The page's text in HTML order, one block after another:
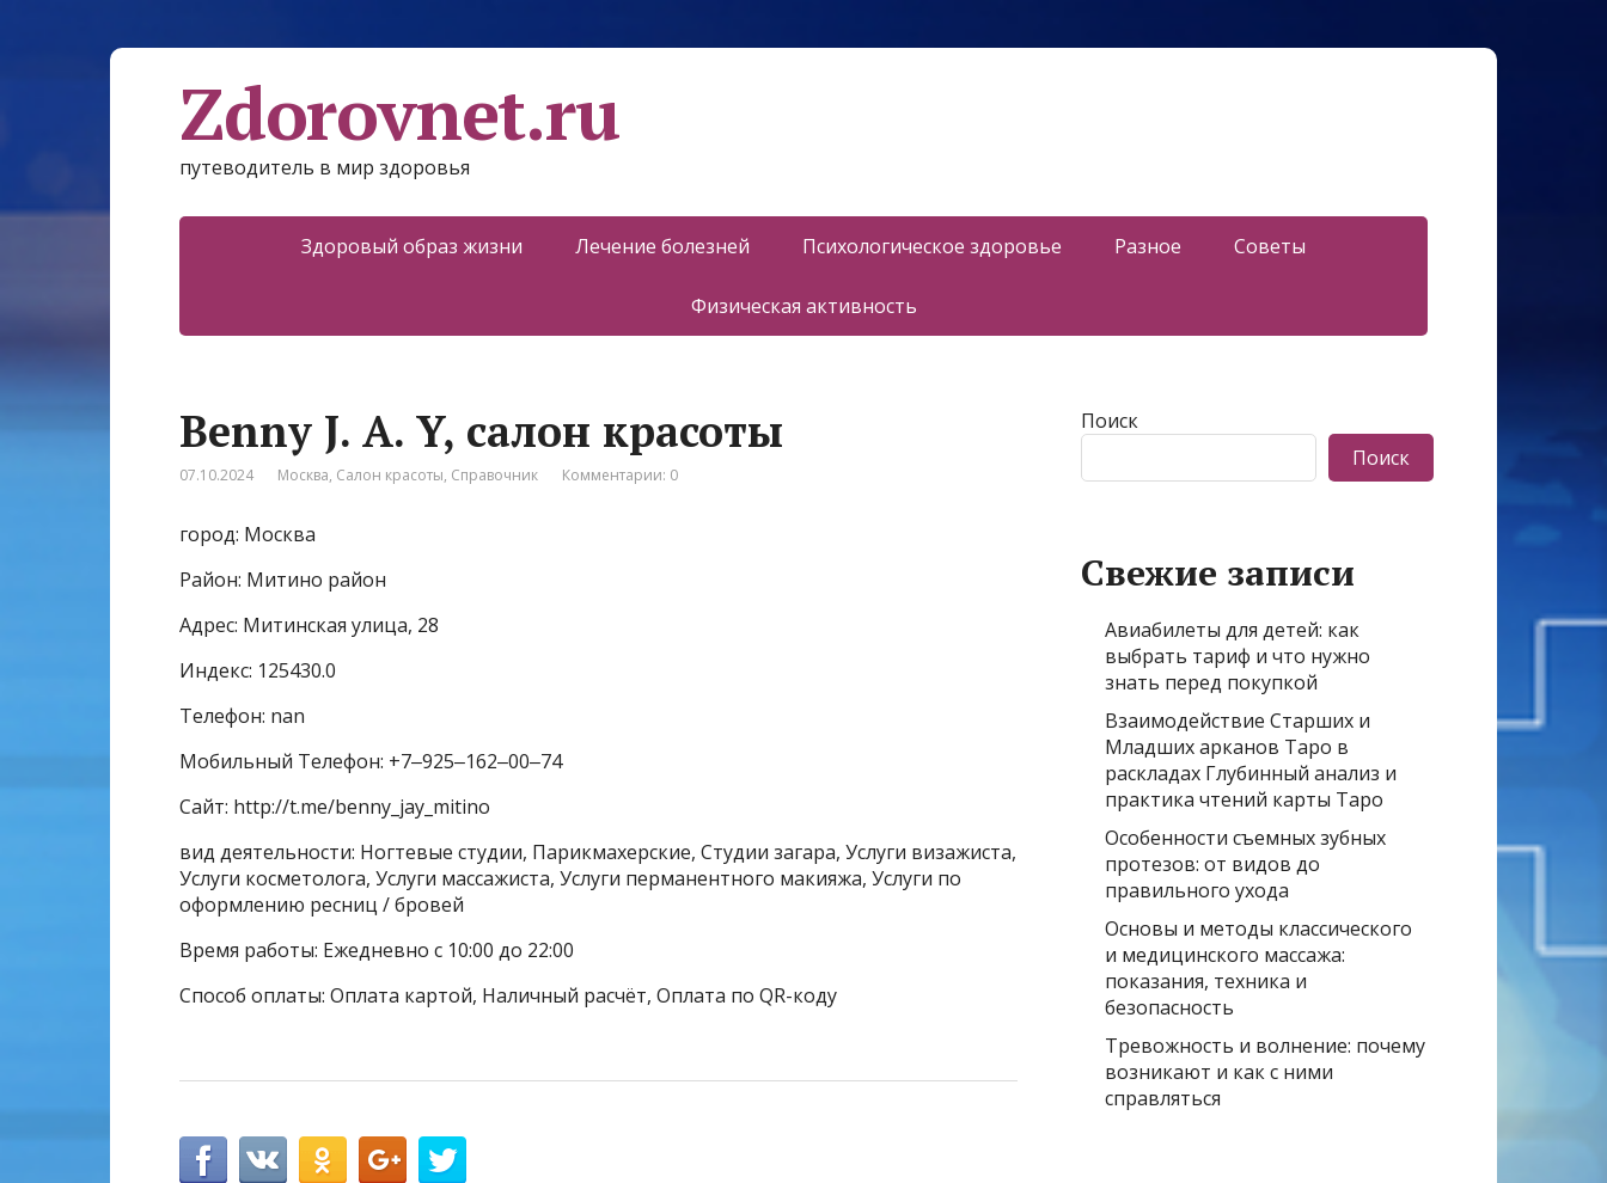
Zdorovnet.ru
путеводитель в мир здоровья
Здоровый образ жизни Лечение болезней Психологическое здоровье Разное Советы
Физическая активность
Benny J. A. Y, салон красоты
07.10.2024 Москва, Салон красоты, Справочник Комментарии: 0
город: Москва
Район: Митино район
Адрес: Митинская улица, 28
Индекс: 125430.0
Телефон: nan
Мобильный Телефон: +7‒925‒162‒00‒74
Сайт: http://t.me/benny_jay_mitino
вид деятельности: Ногтевые студии, Парикмахерские, Студии загара, Услуги визажиста,
Услуги косметолога, Услуги массажиста, Услуги перманентного макияжа, Услуги по
оформлению ресниц / бровей
Время работы: Ежедневно с 10:00 до 22:00
Способ оплаты: Оплата картой, Наличный расчёт, Оплата по QR-коду
Поиск
Поиск
Свежие записи
Авиабилеты для детей: как
выбрать тариф и что нужно
знать перед покупкой
Взаимодействие Старших и
Младших арканов Таро в
раскладах Глубинный анализ и
практика чтений карты Таро
Особенности съемных зубных
протезов: от видов до
правильного ухода
Основы и методы классического
и медицинского массажа:
показания, техника и
безопасность
Тревожность и волнение: почему
возникают и как с ними
справляться